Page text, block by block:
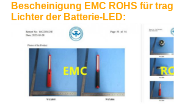
Bescheinigung EMC ROHS für
Lichter der Batterie-LED: